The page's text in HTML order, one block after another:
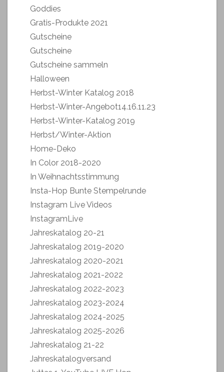
Goddies
Gratis-Produkte 2021
Gutscheine
Gutscheine
Gutscheine sammeln
Halloween
Herbst-Winter Katalog 2018
Herbst-Winter-Angebot14.16.11.23
Herbst-Winter-Katalog 2019
Herbst/Winter-Aktion
Home-Deko
In Color 2018-2020
In Weihnachtsstimmung
Insta-Hop Bunte Stempelrunde
Instagram Live Videos
InstagramLive
Jahreskatalog 20-21
Jahreskatalog 2019-2020
Jahreskatalog 2020-2021
Jahreskatalog 2021-2022
Jahreskatalog 2022-2023
Jahreskatalog 2023-2024
Jahreskatalog 2024-2025
Jahreskatalog 2025-2026
Jahreskatalog 21-22
Jahreskatalogversand